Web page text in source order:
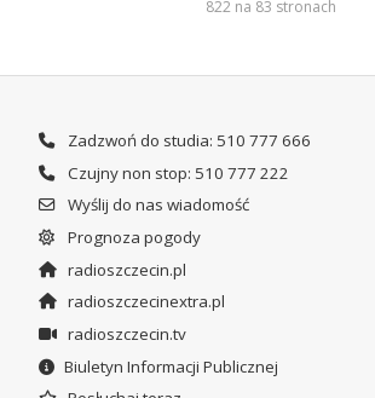
822 na 83 stronach
Zadzwoń do studia: 510 777 666
Czujny non stop: 510 777 222
Wyślij do nas wiadomość
Prognoza pogody
radioszczecin.pl
radioszczecinextra.pl
radioszczecin.tv
Biuletyn Informacji Publicznej